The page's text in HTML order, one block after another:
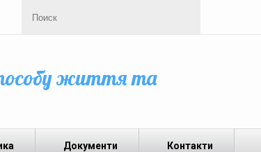
життя та
Документи Контакти